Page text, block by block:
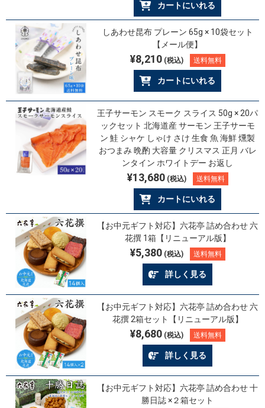
カートにいれる
しあわせ昆布 プレーン 65g × 10袋セット
【メール便】
¥8,210(税込) 送料無料
カートにいれる
王子サーモン スモーク スライス 50g × 20パ
ックセット 北海道産 サーモン 王子サーモ
ン 鮭 シャケ しゃけ さけ 生食 魚 海鮮 燻製
おつまみ 晩酌 大容量 クリスマス 正月 バレ
ンタイン ホワイトデー お返し
¥13,680(税込) 送料無料
カートにいれる
【お中元ギフト対応】六花亭 詰め合わせ 六
花撰 1箱【リニューアル版】
¥5,380(税込) 送料無料
詳しく見る
【お中元ギフト対応】六花亭 詰め合わせ 六
花撰 2箱セット【リニューアル版】
¥8,680(税込) 送料無料
詳しく見る
【お中元ギフト対応】六花亭 詰め合わせ 十
勝日誌 ×２箱セット